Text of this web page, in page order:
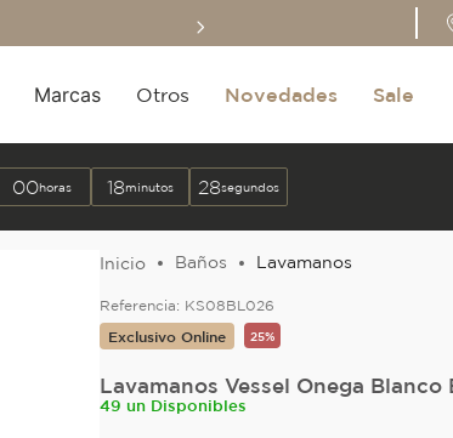
Marcas Otros Novedades Sale
00horas 18minutos 27segundos
Baños Lavamanos
Referencia: KS08BL026
Exclusivo Online 25%
Lavamanos Vessel Onega Blanco
49 un Disponibles